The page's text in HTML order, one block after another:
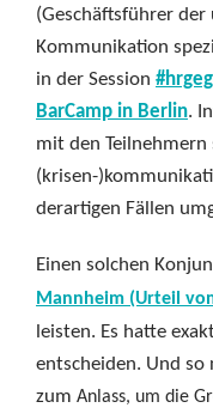
(Geschäftsführer
Kommunikation
in der Session
BarCamp in Berlin.
mit den Teilnehmern
(krisen-
derartigen Fällen
Einen solchen
Mannheim (Urteil
leisten. Es hatte
entscheiden. Und so
zum Anlass, um die